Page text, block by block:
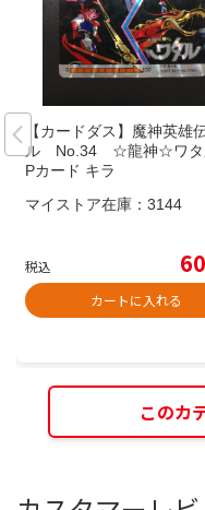
【カードダス】魔神英雄
ル No.34 ☆龍神☆ワ
Pカード キラ
マイストア在庫： 3144
税込
カートに入れる
このカ